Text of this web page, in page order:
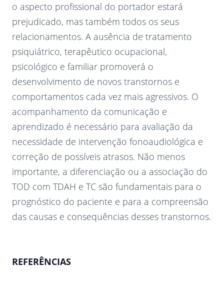
o aspecto profissional do portador estará
prejudicado, mas também todos os seus
relacionamentos. A ausência de tratamento
psiquiátrico, terapêutico ocupacional,
psicológico e familiar promoverá o
desenvolvimento de novos transtornos e
comportamentos cada vez mais agressivos. O
acompanhamento da comunicação e
aprendizado é necessário para avaliação da
necessidade de intervenção fonoaudiológica e
correção de possíveis atrasos. Não menos
importante, a diferenciação ou a associação do
TOD com TDAH e TC são fundamentais para o
prognóstico do paciente e para a compreensão
das causas e consequências desses transtornos.
REFERÊNCIAS